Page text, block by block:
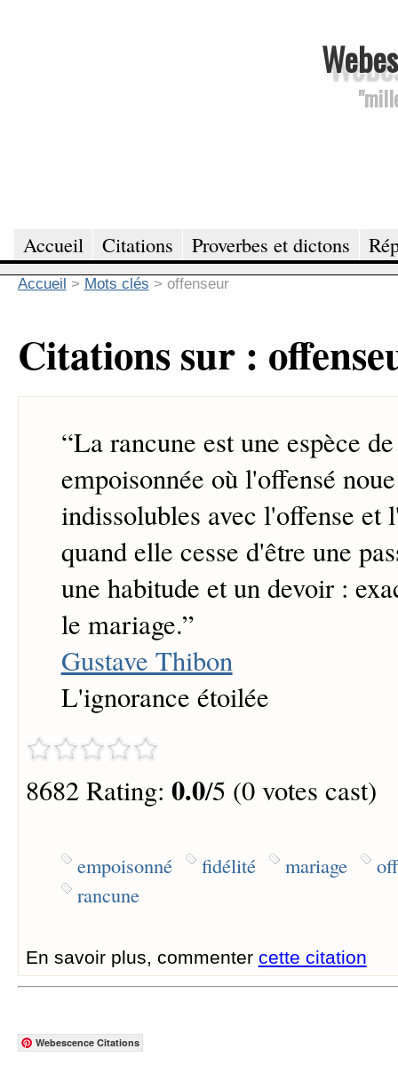
Accueil Citations Proverbes et dictons
Accueil > Mots clés > offenseur
Citations sur :
“La rancune est une espèce
empoisonnée où l'offensé
indissolubles avec l'offense et
quand elle cesse d'être une
une habitude et un devoir :
le mariage.”
Gustave Thibon
L'ignorance étoilée
8682 Rating: 0.0/5 (0 votes cast)
empoisonné fidélité mariage
rancune
En savoir plus, commenter cette citation
Webescence Citations